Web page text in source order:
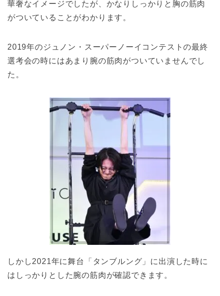
華奢なイメージでしたが、かなりしっかりと胸の筋肉
がついていることがわかります。
2019年のジュノン・スーパーノーイコンテストの最終
選考会の時にはあまり腕の筋肉がついていませんでし
た。
しかし2021年に舞台「タンブルング」に出演した時に
はしっかりとした腕の筋肉が確認できます。